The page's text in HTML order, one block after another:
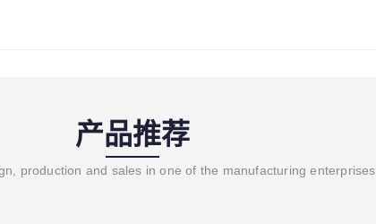
产品推荐
production and sales in one of the manufacturing enterprises